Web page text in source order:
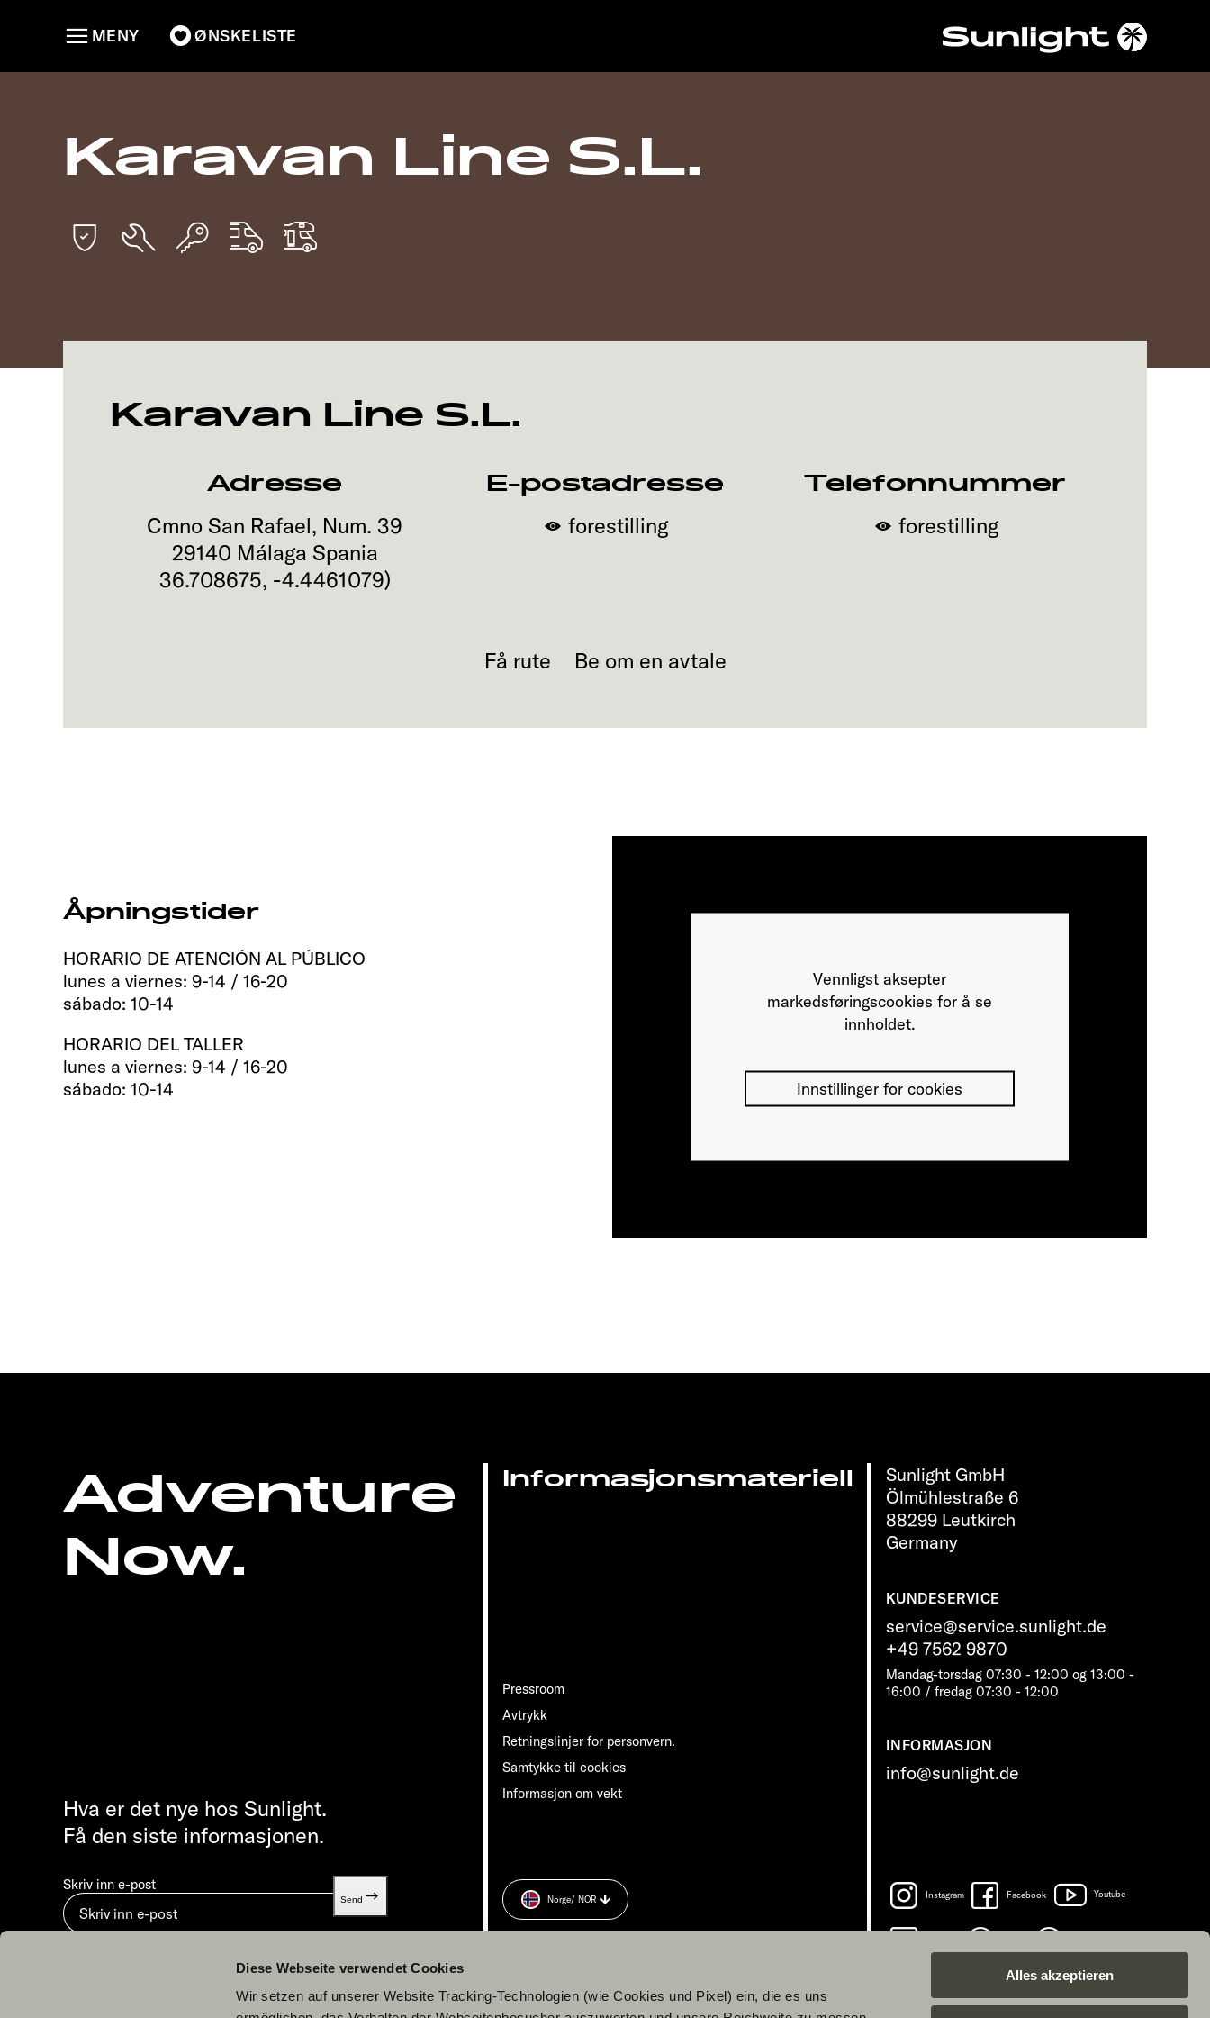
Diese Webseite verwendet Cookies
Wir setzen auf unserer Website Tracking-Technologien (wie Cookies und Pixel) ein, die es uns
Alles akzeptieren
ØNSKELISTE
MENY
Karavan Line S.L.
Karavan Line S.L.
Adresse
Cmno San Rafael, Num. 39
29140 Málaga Spania
36.708675, -4.4461079)
E-postadresse
forestilling
Telefonnummer
forestilling
Få rute Be om en avtale
Åpningstider
HORARIO DE ATENCIÓN AL PÚBLICO
lunes a viernes: 9-14 / 16-20
sábado: 10-14
HORARIO DEL TALLER
lunes a viernes: 9-14 / 16-20
sábado: 10-14
Vennligst aksepter
markedsføringscookies for å se
innholdet.
Innstillinger for cookies
Adventure
Now.
Sunlight GmbH
Ölmühlestraße 6
88299 Leutkirch
Germany
KUNDESERVICE
service@service.sunlight.de
+49 7562 9870
Mandag-torsdag 07:30 - 12:00 og 13:00 -
16:00 / fredag ​​07:30 - 12:00
INFORMASJON
info@sunlight.de
Informasjonsmateriell
Pressroom
Avtrykk
Retningslinjer for personvern.
Samtykke til cookies
Informasjon om vekt
Hva er det nye hos Sunlight.
Få den siste informasjonen.
Skriv inn e-post
Send Instagram Facebook Youtube
Norge/ NOR